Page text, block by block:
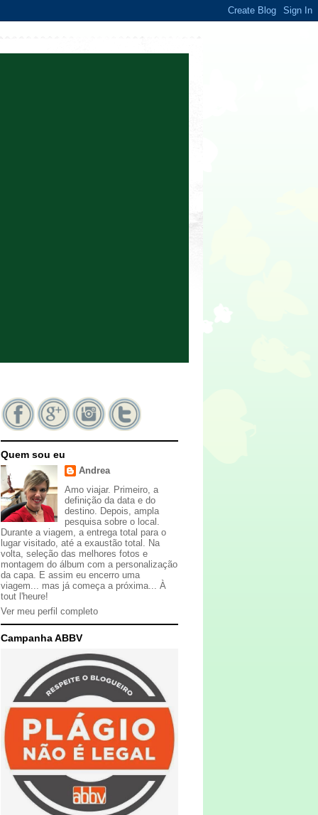
Quem sou eu
Andrea
Amo viajar. Primeiro, a
definição da data e do
destino. Depois, ampla
pesquisa sobre o local.
Durante a viagem, a entrega total para o
lugar visitado, até a exaustão total. Na
volta, seleção das melhores fotos e
montagem do álbum com a personalização
da capa. E assim eu encerro uma
viagem... mas já começa a próxima... À
tout l'heure!
Ver meu perfil completo
Campanha ABBV